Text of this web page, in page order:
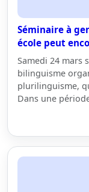
Séminaire à
école peut
Samedi 24 mars
bilinguisme
plurilinguisme,
Dans une